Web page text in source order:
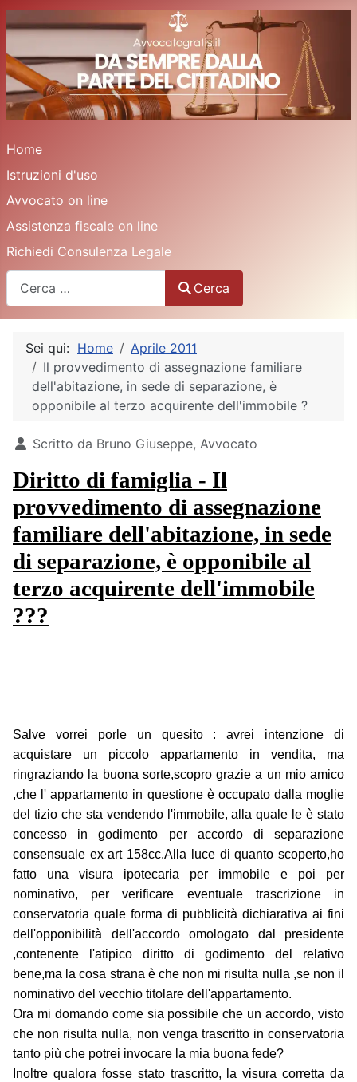
Home
Istruzioni d'uso
Avvocato on line
Assistenza fiscale on line
Richiedi Consulenza Legale
Cerca
Sei qui: Home
Aprile 2011
Il provvedimento di assegnazione familiare
dell'abitazione, in sede di separazione, è
opponibile al terzo acquirente dell'immobile ?
Dettagli
Scritto da Bruno Giuseppe, Avvocato
Diritto di famiglia - Il
provvedimento di assegnazione
familiare dell'abitazione, in sede
di separazione, è opponibile al
terzo acquirente dell'immobile
???
Salve vorrei porle un quesito : avrei intenzione di
acquistare un piccolo appartamento in vendita, ma
ringraziando la buona sorte,scopro grazie a un mio amico
,che l' appartamento in questione è occupato dalla moglie
del tizio che sta vendendo l'immobile, alla quale le è stato
concesso in godimento per accordo di separazione
consensuale ex art 158cc.Alla luce di quanto scoperto,ho
fatto una visura ipotecaria per immobile e poi per
nominativo, per verificare eventuale trascrizione in
conservatoria quale forma di pubblicità dichiarativa ai fini
dell'opponibilità dell'accordo omologato dal presidente
,contenente l'atipico diritto di godimento del relativo
bene,ma la cosa strana è che non mi risulta nulla ,se non il
nominativo del vecchio titolare dell'appartamento.
Ora mi domando come sia possibile che un accordo, visto
che non risulta nulla, non venga trascritto in conservatoria
tanto più che potrei invocare la mia buona fede?
Inoltre qualora fosse stato trascritto, la visura corretta da